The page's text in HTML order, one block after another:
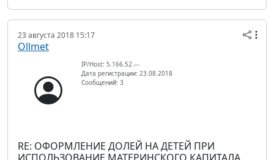
23 августа 2018 15:17
Ollmet
IP/Host: 5.166.52.---
Дата регистрации: 23.08.2018
Сообщений: 3
RE: ОФОРМЛЕНИЕ ДОЛЕЙ НА ДЕТЕЙ ПРИ